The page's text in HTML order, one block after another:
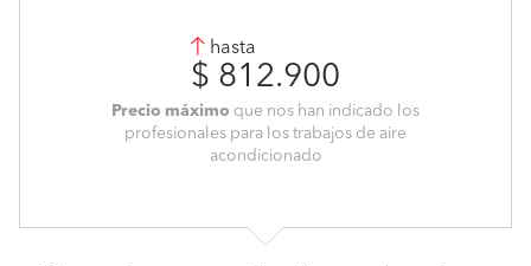
hasta
$ 812.900
Precio máximo que nos han indicado los
profesionales para los trabajos de aire
acondicionado